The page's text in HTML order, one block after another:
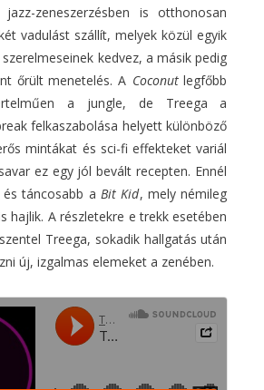
zeneszerzésben is otthonosan
vadulást szállít, melyek közül egyik
kedvez, a másik pedig
őrült menetelés. A Coconutlegfőbb
a jungle, de Treega a
felkaszabolása helyett különböző
mintákat és sci-fi effekteket variál
ez egy jól bevált recepten. Ennél
táncosabb a Bit Kid, mely némileg
hajlik. A részletekre e trekk esetében
Treega, sokadik hallgatás után
új, izgalmas elemeket a zenében.